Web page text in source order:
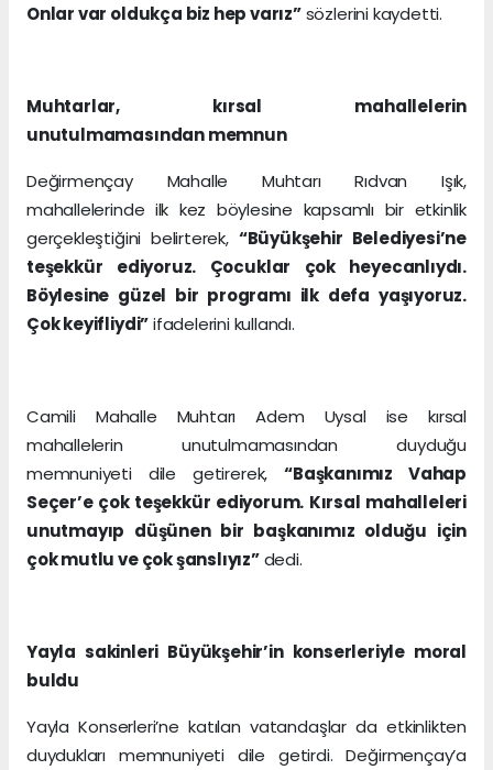
Onlar var oldukça biz hep varız”sözlerini kaydetti.
Muhtarlar, kırsal mahallelerin
unutulmamasından memnun
Değirmençay Mahalle Muhtarı Rıdvan Işık,
mahallelerinde ilk kez böylesine kapsamlı bir etkinlik
gerçekleştiğini belirterek, “Büyükşehir Belediyesi’ne
teşekkür ediyoruz. Çocuklar çok heyecanlıydı.
Böylesine güzel bir programı ilk defa yaşıyoruz.
Çok keyifliydi”ifadelerini kullandı.
Camili Mahalle Muhtarı Adem Uysal ise kırsal
mahallelerin unutulmamasından duyduğu
memnuniyeti dile getirerek,“Başkanımız Vahap
Seçer’e çok teşekkür ediyorum. Kırsal mahalleleri
unutmayıp düşünen bir başkanımız olduğu için
çok mutlu ve çok şanslıyız”dedi.
Yayla sakinleri Büyükşehir’in konserleriyle moral
buldu
Yayla Konserleri’ne katılan vatandaşlar da etkinlikten
duydukları memnuniyeti dile getirdi. Değirmençay’a